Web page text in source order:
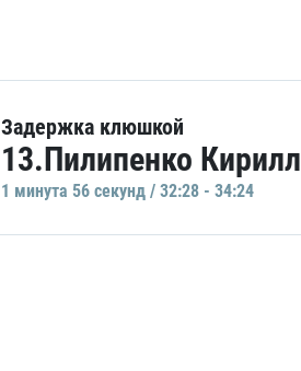
Задержка клюшкой
13.Пилипенко Кирилл
1 минутa 56 секунд / 32:28 - 34:24